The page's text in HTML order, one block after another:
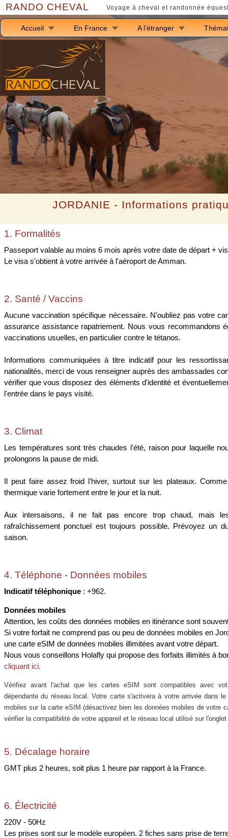
RANDO CHEVAL Voyage à cheval et randonnée
Accueil En France A l'étranger
JORDANIE - Informations
1. Formalités
Passeport valable au moins 6 mois après votre date de départ +
Le visa s'obtient à votre arrivée à l'aéroport de Amman.
2. Santé / Vaccins
Aucune vaccination spécifique nécessaire. N'oubliez pas votre
assurance assistance rapatriement. Nous vous recommandons
vaccinations usuelles, en particulier contre le tétanos.
Informations communiquées à titre indicatif pour les
nationalités, merci de vous renseigner auprès des ambassades
vérifier que vous disposez des éléments d'identité et
l'entrée dans le pays visité.
3. Climat
Les températures sont très chaudes l'été, raison pour laquelle
prolongons la pause de midi.
Il peut faire assez froid l'hiver, surtout sur les plateaux.
thermique varie fortement entre le jour et la nuit.
Aux intersaisons, il ne fait pas encore trop chaud, mais
rafraîchissement ponctuel est toujours possible. Prévoyez un
saison.
4. Téléphone - Données mobiles
Indicatif téléphonique : +962.
Données mobiles
Attention, les coûts des données mobiles en itinérance sont
Si votre forfait ne comprend pas ou peu de données mobiles en
une carte eSIM de données mobiles illimitées avant votre départ.
Nous vous conseillons Holafly qui propose des forfaits illimités à
cliquant ici.
Vérifiez avant l'achat que les cartes eSIM sont compatibles avec
dépendante du réseau local. Votre carte s'activera à votre arrivée dans
mobiles sur la carte eSIM (désactivez bien les données mobiles de votre
vérifier la compatibilité de votre appareil et le réseau local utilisé sur
5. Décalage horaire
GMT plus 2 heures, soit plus 1 heure par rapport à la France.
6. Électricité
220V - 50Hz
Les prises sont sur le modèle européen. 2 fiches sans prise de